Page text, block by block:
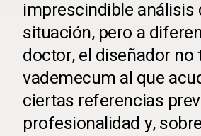
imprescindible análisis
situación, pero a
doctor, el diseñador no
vademecum al que
ciertas referencias
profesionalidad y,